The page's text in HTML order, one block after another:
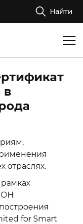
Найти
в
отраслях.
for Smart